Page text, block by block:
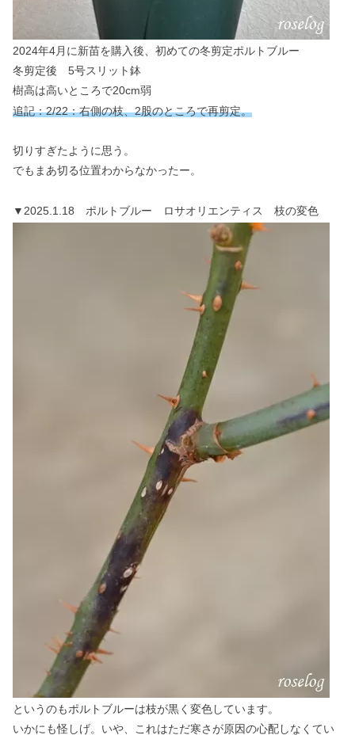
2024年4月に新苗を購入後、初めての冬剪定ポルトブルー
冬剪定後 5号スリット鉢
樹高は高いところで20cm弱
追記：2/22：右側の枝、2股のところで再剪定。
切りすぎたように思う。
でもまあ切る位置わからなかったー。
▼2025.1.18 ポルトブルー ロサオリエンティス 枝の変色
というのもポルトブルーは枝が黒く変色しています。
いかにも怪しげ。いや、これはただ寒さが原因の心配しなくてい